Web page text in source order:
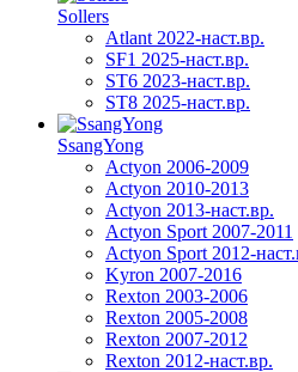
Sollers
Atlant 2022-наст.вр.
SF1 2025-наст.вр.
ST6 2023-наст.вр.
ST8 2025-наст.вр.
SsangYong
Actyon 2006-2009
Actyon 2010-2013
Actyon 2013-наст.вр.
Actyon Sport 2007-2011
Actyon Sport 2012-
Kyron 2007-2016
Rexton 2003-2006
Rexton 2005-2008
Rexton 2007-2012
Rexton 2012-наст.вр.